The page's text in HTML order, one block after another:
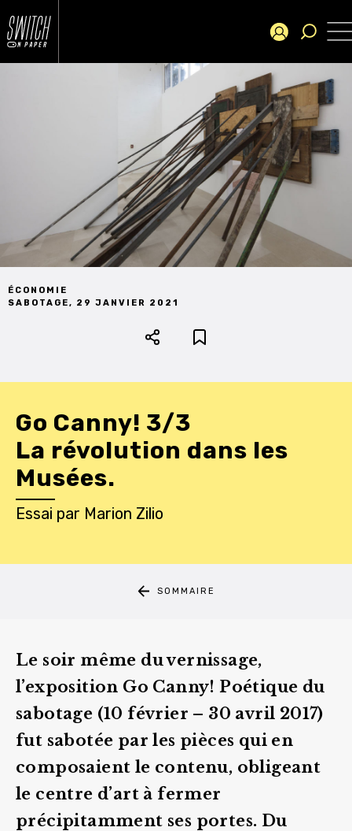
ÉCONOMIE
SABOTAGE, 29 JANVIER 2021
Go Canny! 3/3
La révolution dans les
Musées.
Essai par Marion Zilio
SOMMAIRE
Le soir même du vernissage,
l’exposition Go Canny! Poétique du
sabotage (10 février – 30 avril 2017)
fut sabotée par les pièces qui en
composaient le contenu, obligeant
le centre d’art à fermer
précipitamment ses portes. Du